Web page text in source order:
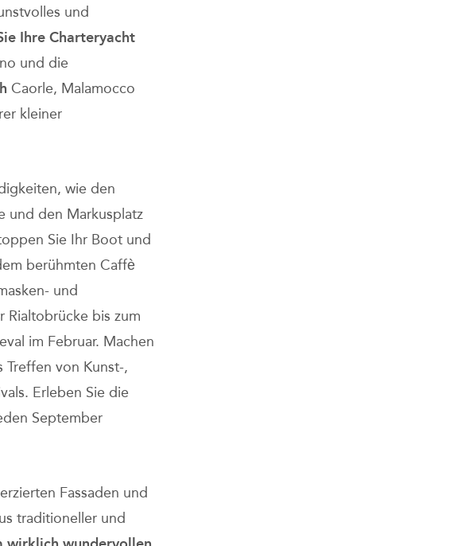
und
Ihre Charteryacht
und die
Caorle, Malamocco
kleiner
wie den
und den Markusplatz
Sie Ihr Boot und
berühmten Caffè
und
Rialtobrücke bis zum
im Februar. Machen
Treffen von Kunst-,
Erleben Sie die
September
Fassaden und
traditioneller und